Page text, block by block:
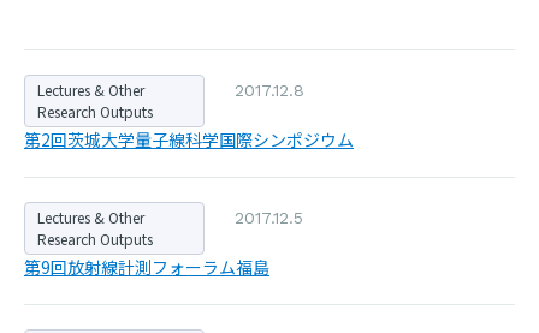
Lectures & Other
Research Outputs
2017.12.8
第2回茨城大学量子線科学国際シンポジウム
Lectures & Other
Research Outputs
2017.12.5
第9回放射線計測フォーラム福島